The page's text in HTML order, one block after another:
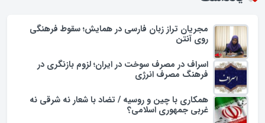
یادداشت
مجریان تراز زبان فارسی در همایش؛ سقوط فرهنگی
اسراف در مصرف سوخت در ایران؛ لزوم بازنگری در